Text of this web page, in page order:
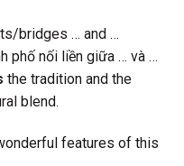
bridges … and …
phố nối liền giữa … và …
the tradition and the
blend.
features of this